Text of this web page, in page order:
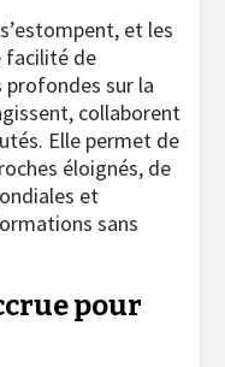
et les
facilité de
profondes sur la
collaborent
Elle permet de
éloignés, de
et
sans
pour